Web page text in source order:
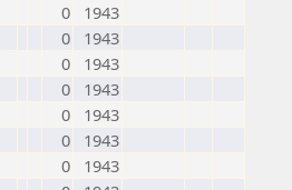
0
1943
0
1943
0
1943
0
1943
0
1943
0
1943
0
1943